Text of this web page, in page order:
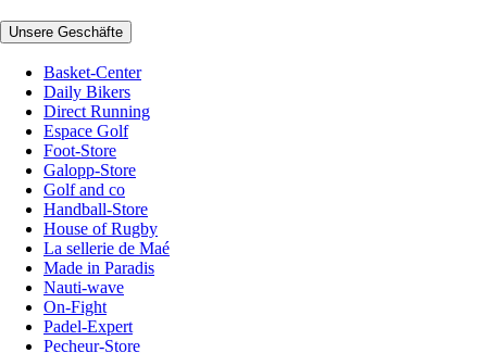
Unsere Geschäfte
Basket-Center
Daily Bikers
Direct Running
Espace Golf
Foot-Store
Galopp-Store
Golf and co
Handball-Store
House of Rugby
La sellerie de Maé
Made in Paradis
Nauti-wave
On-Fight
Padel-Expert
Pecheur-Store